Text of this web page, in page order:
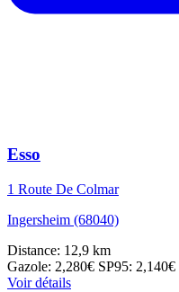
Esso
1 Route De Colmar
Ingersheim (68040)
Distance: 12,9 km
Gazole: 2,280€ SP95: 2,140€
Voir détails